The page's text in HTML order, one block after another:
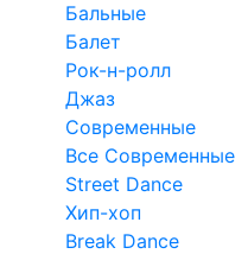
Бальные
Балет
Рок-н-ролл
Джаз
Современные
Все Современные
Street Dance
Хип-хоп
Break Dance